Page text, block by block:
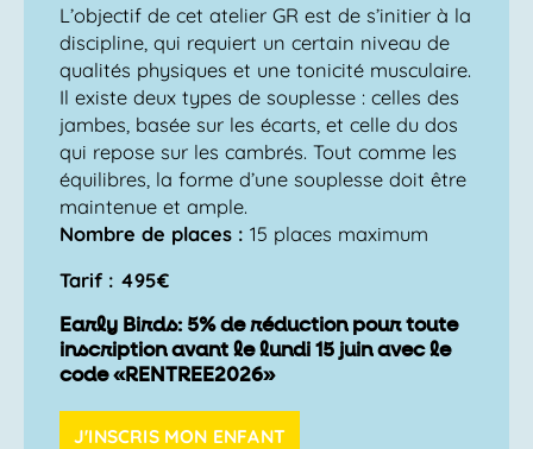
L’objectif de cet atelier GR est de s’initier à la
discipline, qui requiert un certain niveau de
qualités physiques et une tonicité musculaire.
Il existe deux types de souplesse : celles des
jambes, basée sur les écarts, et celle du dos
qui repose sur les cambrés. Tout comme les
équilibres, la forme d’une souplesse doit être
maintenue et ample.
Nombre de places : 15 places maximum
Tarif : 495€
Early Birds: 5% de réduction pour toute
inscription avant le lundi 15 juin avec le
code «RENTREE2026»
J'INSCRIS MON ENFANT